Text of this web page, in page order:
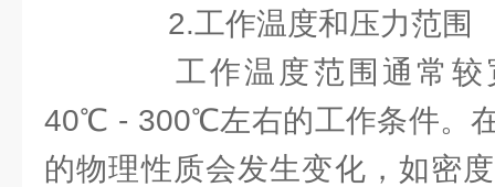
2.工作温度和压力范围
工作温度范围通常较
40℃ - 300℃左右的工作条件。
的物理性质会发生变化，如密